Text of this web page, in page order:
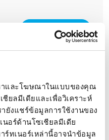
าและโฆษณาในแบบของคุณ
ยลมีเดียและเพื่อวิเคราะห์
ายังแชร์ข้อมูลการใช้งานของ
อร์ด้านโซเชียลมีเดีย
ร์ทเนอร์เหล่านี้อาจนำข้อมูล
เรียนรู้เพิ่มเติม
กี่ยวข้อง